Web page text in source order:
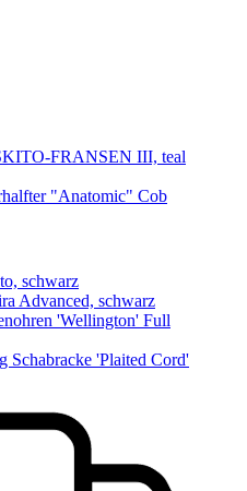
FRANSEN III, teal
"Anatomic" Cob
schwarz
Advanced, schwarz
'Wellington' Full
Schabracke 'Plaited Cord'